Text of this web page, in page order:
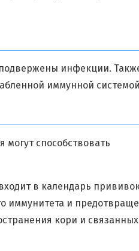
инфекции.
иммунной
способствовать
в календарь
иммунитета и
кори и